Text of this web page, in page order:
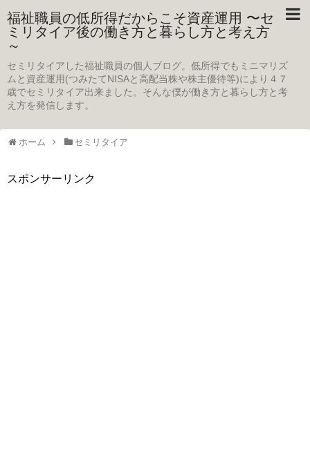
福祉職員の低所得だからこそ資産運用 〜セ
ミリタイア後の働き方と暮らし方と考え方
～
セミリタイアした福祉職員の個人ブログ。低所得でもミニマリズ
ムと資産運用(つみたてNISAと高配当株や株主優待等)により４７
歳でセミリタイア出来ました。そんな僕が働き方と暮らし方と考
え方を発信します。
ホーム セミリタイア
スポンサーリンク